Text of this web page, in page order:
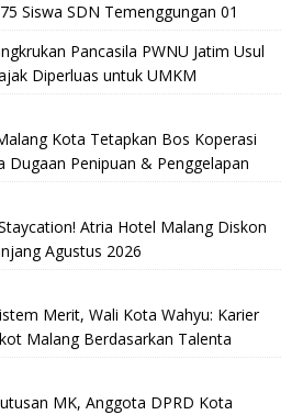
Siswa SDN Temenggungan 01
Pancasila PWNU Jatim Usul
Diperluas untuk UMKM
Kota Tetapkan Bos Koperasi
Dugaan Penipuan & Penggelapan
Atria Hotel Malang Diskon
Agustus 2026
Merit, Wali Kota Wahyu: Karier
Malang Berdasarkan Talenta
MK, Anggota DPRD Kota